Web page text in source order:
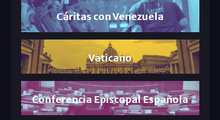
Cáritas con Venezuela
Vaticano
Conferencia Episcopal Española